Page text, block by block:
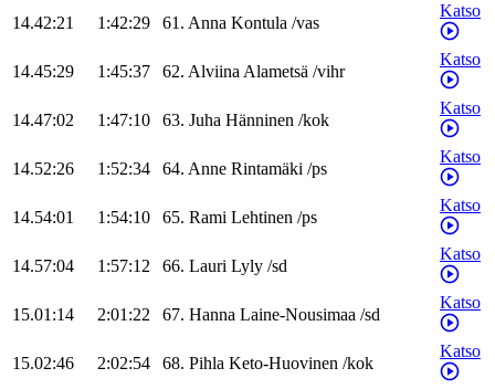
14.42:21 1:42:29 61. Anna Kontula /vas
Katso
14.45:29 1:45:37 62. AlviinaAlametsä /vihr
Katso
14.47:02 1:47:10 63. Juha Hänninen /kok
Katso
14.52:26 1:52:34 64. Anne Rintamäki /ps
Katso
14.54:01 1:54:10 65. Rami Lehtinen /ps
Katso
14.57:04 1:57:12 66. Lauri Lyly /sd
Katso
15.01:14 2:01:22 67. Hanna Laine-Nousimaa /sd
Katso
15.02:46 2:02:54 68. Pihla Keto-Huovinen /kok
Katso